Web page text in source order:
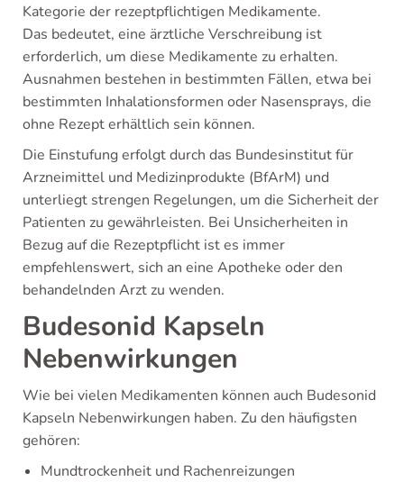
Kategorie der rezeptpflichtigen Medikamente.
Das bedeutet, eine ärztliche Verschreibung ist
erforderlich, um diese Medikamente zu erhalten.
Ausnahmen bestehen in bestimmten Fällen, etwa bei
bestimmten Inhalationsformen oder Nasensprays, die
ohne Rezept erhältlich sein können.
Die Einstufung erfolgt durch das Bundesinstitut für
Arzneimittel und Medizinprodukte (BfArM) und
unterliegt strengen Regelungen, um die Sicherheit der
Patienten zu gewährleisten. Bei Unsicherheiten in
Bezug auf die Rezeptpflicht ist es immer
empfehlenswert, sich an eine Apotheke oder den
behandelnden Arzt zu wenden.
Budesonid Kapseln
Nebenwirkungen
Wie bei vielen Medikamenten können auch Budesonid
Kapseln Nebenwirkungen haben. Zu den häufigsten
gehören:
Mundtrockenheit und Rachenreizungen